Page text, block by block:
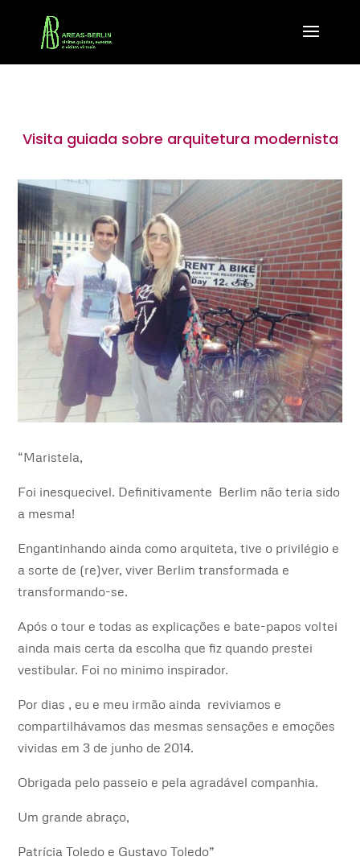
Visita guiada sobre arquitetura modernista
“Maristela,
Foi inesquecivel. Definitivamente Berlim não teria sido
a mesma!
Engantinhando ainda como arquiteta, tive o privilégio e
a sorte de (re)ver, viver Berlim transformada e
transformando-se.
Após o tour e todas as explicações e bate-papos voltei
ainda mais certa da escolha que fiz quando prestei
vestibular. Foi no minimo inspirador.
Por dias , eu e meu irmão ainda reviviamos e
compartilhávamos das mesmas sensações e emoções
vividas em 3 de junho de 2014.
Obrigada pelo passeio e pela agradável companhia.
Um grande abraço,
Patrícia Toledo e Gustavo Toledo”